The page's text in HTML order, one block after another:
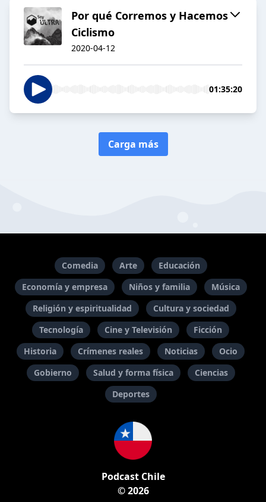
Por qué Corremos y Hacemos
Ciclismo
2020-04-12
01:35:20
Carga más
Comedia Arte
Educación
Economía y empresa
Niños y familia
Música
Religión y espiritualidad
Cultura y sociedad
Tecnología
Cine y Televisión
Ficción
Historia
Crímenes reales Noticias
Ocio
Gobierno
Salud y forma física
Ciencias
Deportes
Podcast Chile
© 2026